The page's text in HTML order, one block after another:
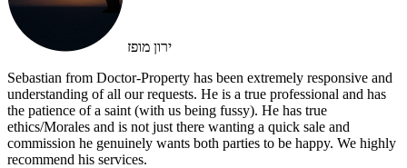
ירון מופז
Sebastian from Doctor-Property has been extremely responsive and
understanding of all our requests. He is a true professional and has
the patience of a saint (with us being fussy). He has true
ethics/Morales and is not just there wanting a quick sale and
commission he genuinely wants both parties to be happy. We highly
recommend his services.